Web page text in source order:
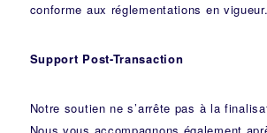
conforme aux réglementations en vigueur.
Support Post-Transaction
Notre soutien ne s’arrête pas à la